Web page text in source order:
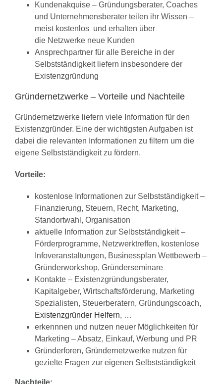
Kundenakquise – Gründungsberater, Coaches
und Unternehmensberater teilen ihr Wissen –
meist kostenlos und erhalten über
die Netzwerke neue Kunden
Ansprechpartner für alle Bereiche in der
Selbstständigkeit liefern insbesondere der
Existenzgründung
Gründernetzwerke – Vorteile und Nachteile
Gründernetzwerke liefern viele Information für den
Existenzgründer. Eine der wichtigsten Aufgaben ist
dabei die relevanten Informationen zu filtern um die
eigene Selbstständigkeit zu fördern.
Vorteile:
kostenlose Informationen zur Selbstständigkeit –
Finanzierung, Steuern, Recht, Marketing,
Standortwahl, Organisation
aktuelle Information zur Selbstständigkeit –
Förderprogramme, Netzwerktreffen, kostenlose
Infoveranstaltungen, Businessplan Wettbewerb –
Gründerworkshop, Gründerseminare
Kontakte – Existenzgründungsberater,
Kapitalgeber, Wirtschaftsförderung, Marketing
Spezialisten, Steuerberatern, Gründungscoach,
Existenzgründer Helfern, …
erkennnen und nutzen neuer Möglichkeiten für
Marketing – Absatz, Einkauf, Werbung und PR
Gründerforen, Gründernetzwerke nutzen für
gezielte Fragen zur eigenen Selbstständigkeit
Nachteile: